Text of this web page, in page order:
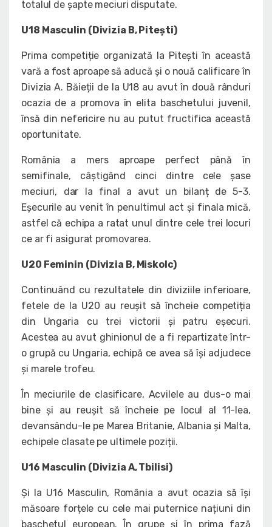
totalul de șapte meciuri disputate.
U18 Masculin (Divizia B, Pitești)
Prima competiție organizată la Pitești în această
vară a fost aproape să aducă și o nouă calificare în
Divizia A. Băieții de la U18 au avut în două rânduri
ocazia de a promova în elita baschetului juvenil,
însă din nefericire nu au putut fructifica această
oportunitate.
România a mers aproape perfect până în
semifinale, câștigând cinci dintre cele șase
meciuri, dar la final a avut un bilanț de 5-3.
Eșecurile au venit în penultimul act și finala mică,
astfel că echipa a ratat unul dintre cele trei locuri
ce ar fi asigurat promovarea.
U20 Feminin (Divizia B, Miskolc)
Continuând cu rezultatele din diviziile inferioare,
fetele de la U20 au reușit să încheie competiția
din Ungaria cu trei victorii și patru eșecuri.
Acestea au avut ghinionul de a fi repartizate într-
o grupă cu Ungaria, echipă ce avea să își adjudece
și marele trofeu.
În meciurile de clasificare, Acvilele au dus-o mai
bine și au reușit să încheie pe locul al 11-lea,
devansându-le pe Marea Britanie, Albania și Malta,
echipele clasate pe ultimele poziții.
U16 Masculin (Divizia A, Tbilisi)
Și la U16 Masculin, România a avut ocazia să își
măsoare forțele cu cele mai puternice națiuni din
baschetul european. În grupe și în prima fază